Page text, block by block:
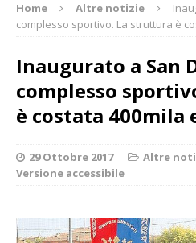
Home Altre notizie
complesso sportivo. La struttura è
Inaugurato a San
complesso
è costata 400mila
29 Ottobre 2017 Altre
Versione accessibile